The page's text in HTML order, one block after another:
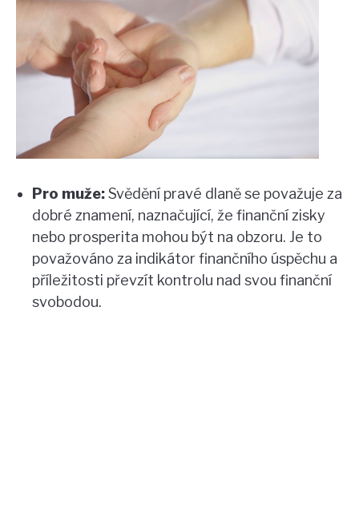
Pro muže:Svědění pravé dlaně se považuje za
dobré znamení, naznačující, že finanční zisky
nebo prosperita mohou být na obzoru. Je to
považováno za indikátor finančního úspěchu a
příležitosti převzít kontrolu nad svou finanční
svobodou.